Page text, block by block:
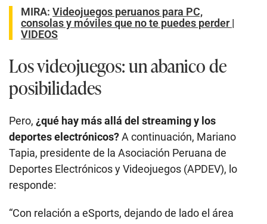
MIRA: Videojuegos peruanos para PC,
consolas y móviles que no te puedes perder |
VIDEOS
Los videojuegos: un abanico de
posibilidades
Pero, ¿qué hay más allá del streaming y los
deportes electrónicos?A continuación, Mariano
Tapia, presidente de la Asociación Peruana de
Deportes Electrónicos y Videojuegos (APDEV), lo
responde:
“Con relación a eSports, dejando de lado el área